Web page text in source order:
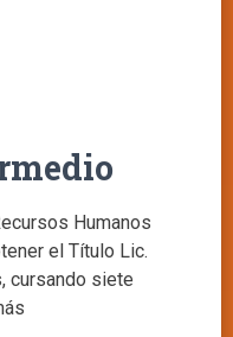
Humanos
el Título Lic.
cursando siete